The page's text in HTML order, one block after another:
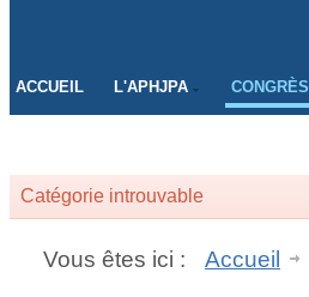
ACCUEIL L'APHJPA CONGRÈS
Catégorie introuvable
Vous êtes ici : Accueil